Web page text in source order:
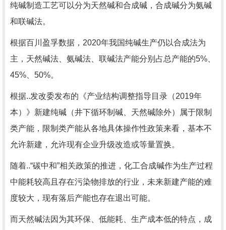
纯碱制造工艺可以分为天然碱和合成碱，合成碱分为氨碱
和联碱法。
根据百川盈孚数据，2020年我国纯碱生产仍以合成法为
主，天然碱法、氨碱法、联碱法产能分别占总产能的5%、
45%、50%。
根据..发改委发布的《产业结构调整指导目录（2019年
本）》新建纯碱（井下循环制碱、天然碱除外）属于限制
类产能，限制类产能从各地具体操作性政策来看，基本不
允许新建，允许现有企业升级改造或等量置换。
随着..“碳中和”相关政策的推进，化工合成碱作为生产过程
中能耗较高且存在污染物排放的行业，未来新建产能的难
度较大，现有落后产能也存在退出可能。
而天然碱法因为其环保、低能耗、生产成本低的特点，成